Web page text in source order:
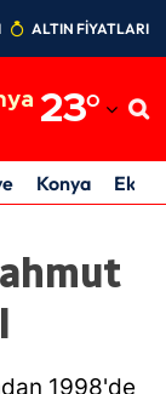
ALTIN FİYATLARI
23°
Konya
1998'de